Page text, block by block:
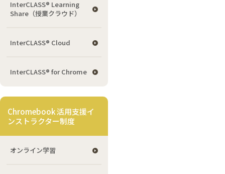
InterCLASS® Learning
Share（授業クラウド）
InterCLASS® Cloud
InterCLASS®︎ for Chrome
Chromebook 活用支援イ
ンストラクター制度
オンライン学習